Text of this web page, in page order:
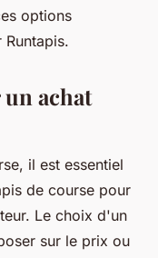
options
un achat
il est essentiel
de course pour
Le choix d'un
sur le prix ou